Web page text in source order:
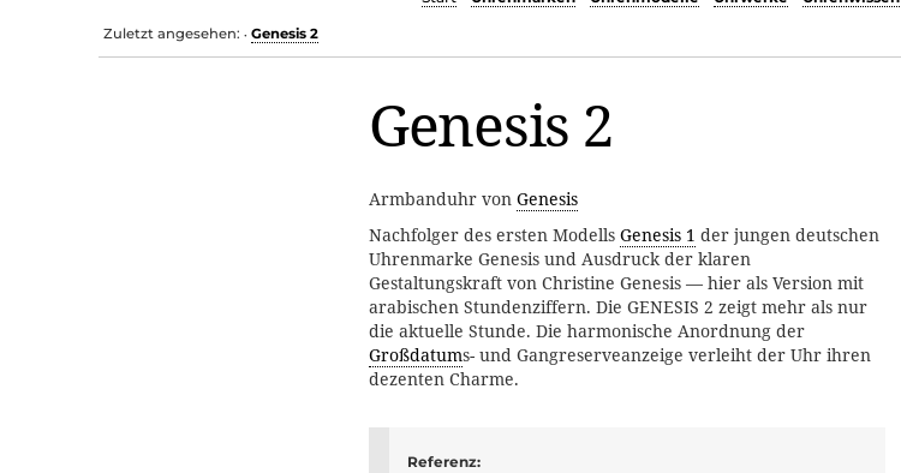
Zuletzt angesehen: • Genesis 2
Genesis 2
Armbanduhr von Genesis
Nachfolger des ersten Modells Genesis 1 der jungen deutschen
Uhrenmarke Genesis und Ausdruck der klaren
Gestaltungskraft von Christine Genesis — hier als Version mit
arabischen Stundenziffern. Die GENESIS 2 zeigt mehr als nur
die aktuelle Stunde. Die harmonische Anordnung der
Großdatums- und Gangreserveanzeige verleiht der Uhr ihren
dezenten Charme.
Referenz: